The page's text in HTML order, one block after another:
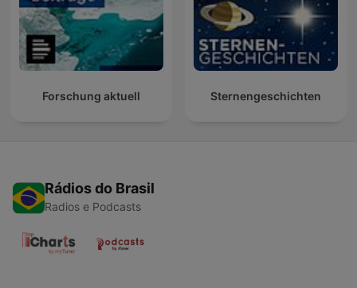
Forschung aktuell Sternengeschichten
Rádios do Brasil
Radios e Podcasts